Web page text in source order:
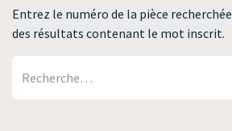
Entrez le numéro de la pièce recherchée
des résultats contenant le mot inscrit.